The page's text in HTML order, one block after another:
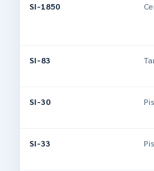
SI-1850
SI-83
SI-30
SI-33